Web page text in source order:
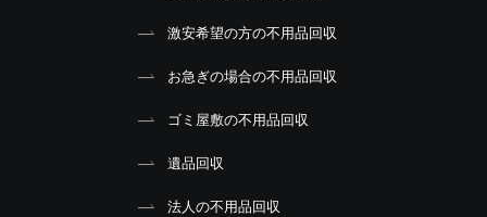
激安希望の方の不用品回収
お急ぎの場合の不用品回収
ゴミ屋敷の不用品回収
遺品回収
法人の不用品回収